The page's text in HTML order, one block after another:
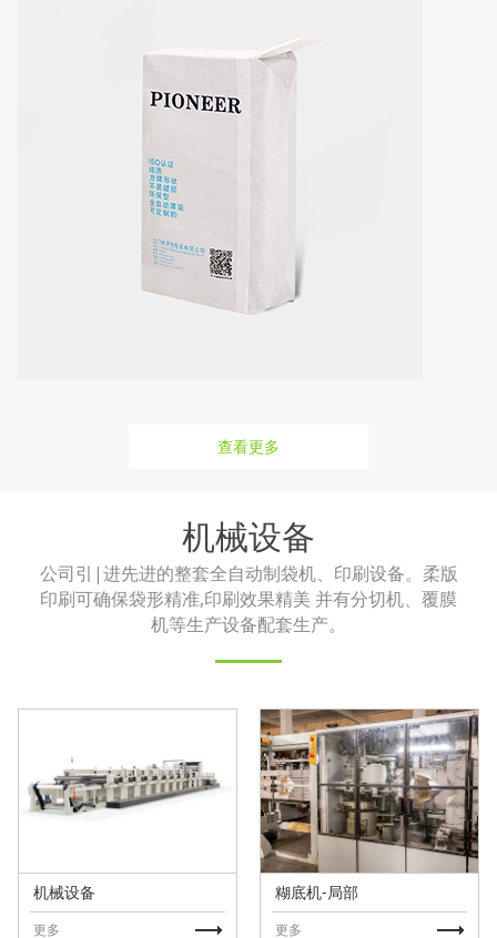
查看更多
机械设备
公司引|进先进的整套全自动制袋机、印刷设备。柔版
印刷可确保袋形精准,印刷效果精美 并有分切机、覆膜
机等生产设备配套生产。